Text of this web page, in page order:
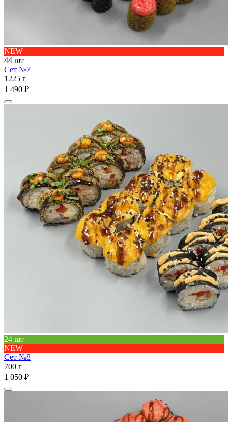
NEW
44 шт
Сет №7
1225 г
1 490 ₽
24 шт
NEW
Сет №8
700 г
1 050 ₽